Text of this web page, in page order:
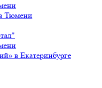
Тюмени
в Екатеринбурге